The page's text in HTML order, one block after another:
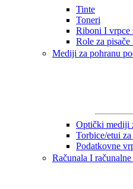
Tinte
Toneri
Riboni I vrpce
Role za
Mediji za pohranu
Optički mediji
Torbice/etui
Podatkovne
Računala I